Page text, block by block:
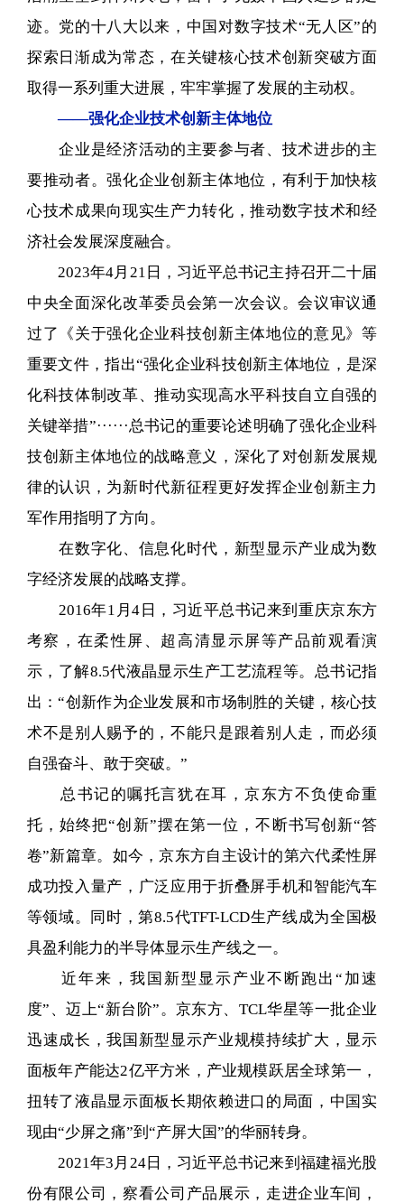
迹。党的十八大以来，中国对数字技术“无人区”的
探索日渐成为常态，在关键核心技术创新突破方面
取得一系列重大进展，牢牢掌握了发展的主动权。
——强化企业技术创新主体地位
企业是经济活动的主要参与者、技术进步的主
要推动者。强化企业创新主体地位，有利于加快核
心技术成果向现实生产力转化，推动数字技术和经
济社会发展深度融合。
2023年4月21日，习近平总书记主持召开二十届
中央全面深化改革委员会第一次会议。会议审议通
过了《关于强化企业科技创新主体地位的意见》等
重要文件，指出“强化企业科技创新主体地位，是深
化科技体制改革、推动实现高水平科技自立自强的
关键举措”······总书记的重要论述明确了强化企业科
技创新主体地位的战略意义，深化了对创新发展规
律的认识，为新时代新征程更好发挥企业创新主力
军作用指明了方向。
在数字化、信息化时代，新型显示产业成为数
字经济发展的战略支撑。
2016年1月4日，习近平总书记来到重庆京东方
考察，在柔性屏、超高清显示屏等产品前观看演
示，了解8.5代液晶显示生产工艺流程等。总书记指
出：“创新作为企业发展和市场制胜的关键，核心技
术不是别人赐予的，不能只是跟着别人走，而必须
自强奋斗、敢于突破。”
总书记的嘱托言犹在耳，京东方不负使命重
托，始终把“创新”摆在第一位，不断书写创新“答
卷”新篇章。如今，京东方自主设计的第六代柔性屏
成功投入量产，广泛应用于折叠屏手机和智能汽车
等领域。同时，第8.5代TFT-LCD生产线成为全国极
具盈利能力的半导体显示生产线之一。
近年来，我国新型显示产业不断跑出“加速
度”、迈上“新台阶”。京东方、TCL华星等一批企业
迅速成长，我国新型显示产业规模持续扩大，显示
面板年产能达2亿平方米，产业规模跃居全球第一，
扭转了液晶显示面板长期依赖进口的局面，中国实
现由“少屏之痛”到“产屏大国”的华丽转身。
2021年3月24日，习近平总书记来到福建福光股
份有限公司，察看公司产品展示，走进企业车间，